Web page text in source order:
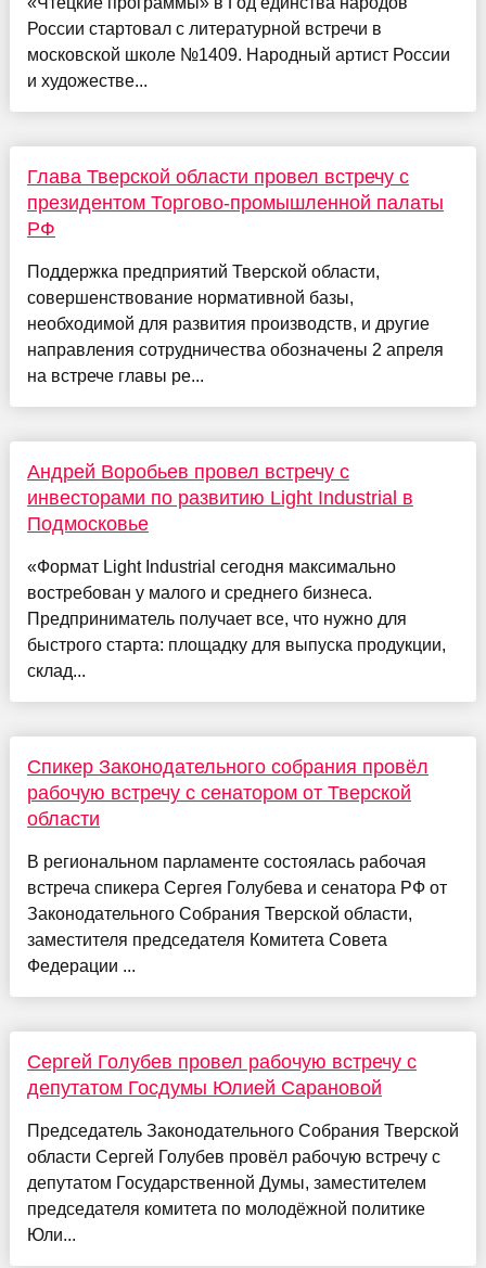
России стартовал с литературной встречи в
московской школе №1409. Народный артист России
и художестве...
Глава Тверской области провел встречу с
президентом Торгово-промышленной палаты
РФ
Поддержка предприятий Тверской области,
совершенствование нормативной базы,
необходимой для развития производств, и другие
направления сотрудничества обозначены 2 апреля
на встрече главы ре...
Андрей Воробьев провел встречу с
инвесторами по развитию Light Industrial в
Подмосковье
«Формат Light Industrial сегодня максимально
востребован у малого и среднего бизнеса.
Предприниматель получает все, что нужно для
быстрого старта: площадку для выпуска продукции,
склад...
Спикер Законодательного собрания провёл
рабочую встречу с сенатором от Тверской
области
В региональном парламенте состоялась рабочая
встреча спикера Сергея Голубева и сенатора РФ от
Законодательного Собрания Тверской области,
заместителя председателя Комитета Совета
Федерации ...
Сергей Голубев провел рабочую встречу с
депутатом Госдумы Юлией Сарановой
Председатель Законодательного Собрания Тверской
области Сергей Голубев провёл рабочую встречу с
депутатом Государственной Думы, заместителем
председателя комитета по молодёжной политике
Юли...